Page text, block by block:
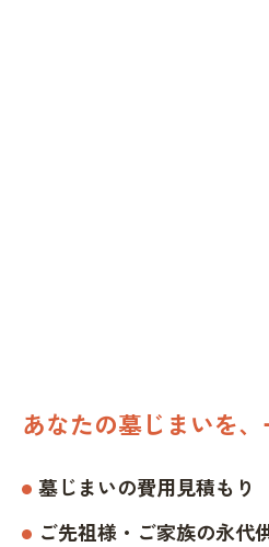
あなたの墓じまいを、
墓じまいの費用見積もり
ご先祖様・ご家族の永代